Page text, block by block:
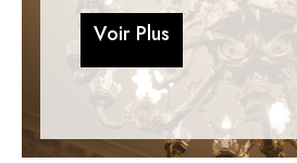
Voir Plus
Voir Plus